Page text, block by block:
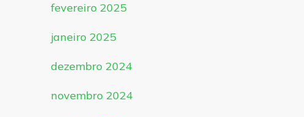
fevereiro 2025
janeiro 2025
dezembro 2024
novembro 2024